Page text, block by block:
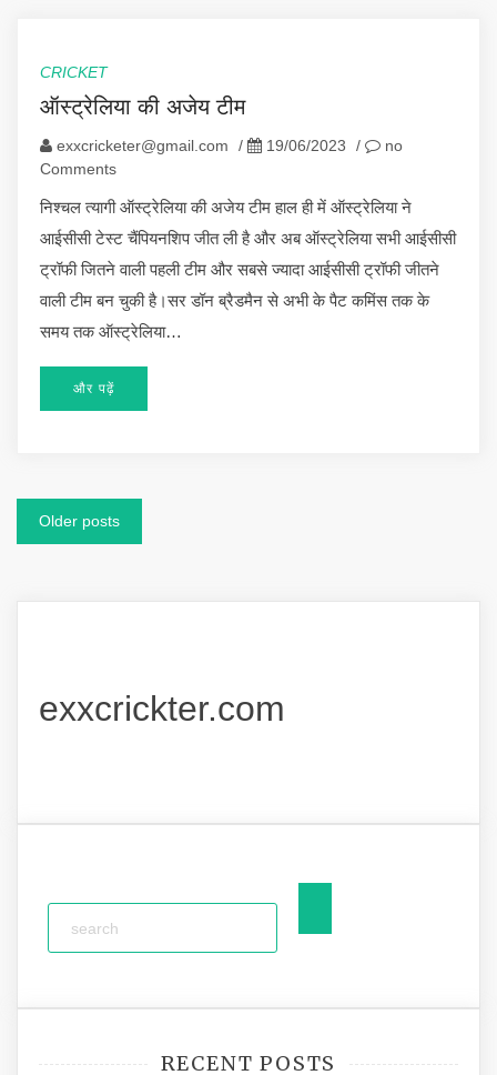
CRICKET
ऑस्ट्रेलिया की अजेय टीम
exxcricketer@gmail.com / 19/06/2023 /
no
Comments
निश्चल त्यागी ऑस्ट्रेलिया की अजेय टीम हाल ही में ऑस्ट्रेलिया ने
आईसीसी टेस्ट चैंपियनशिप जीत ली है और अब ऑस्ट्रेलिया सभी आईसीसी
ट्रॉफी जितने वाली पहली टीम और सबसे ज्यादा आईसीसी ट्रॉफी जीतने
वाली टीम बन चुकी है।सर डॉन ब्रैडमैन से अभी के पैट कमिंस तक के
समय तक ऑस्ट्रेलिया…
और पढ़ें
Posts
Older posts
exxcrickter.com
RECENT POSTS